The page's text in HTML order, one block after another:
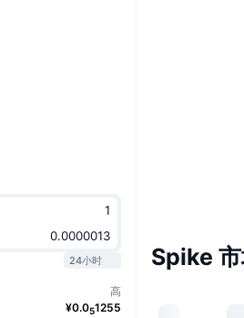
24小时
高
¥0.051255
Spike